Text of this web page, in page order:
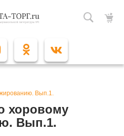
Вып.1.
хоровому
Вып.1.